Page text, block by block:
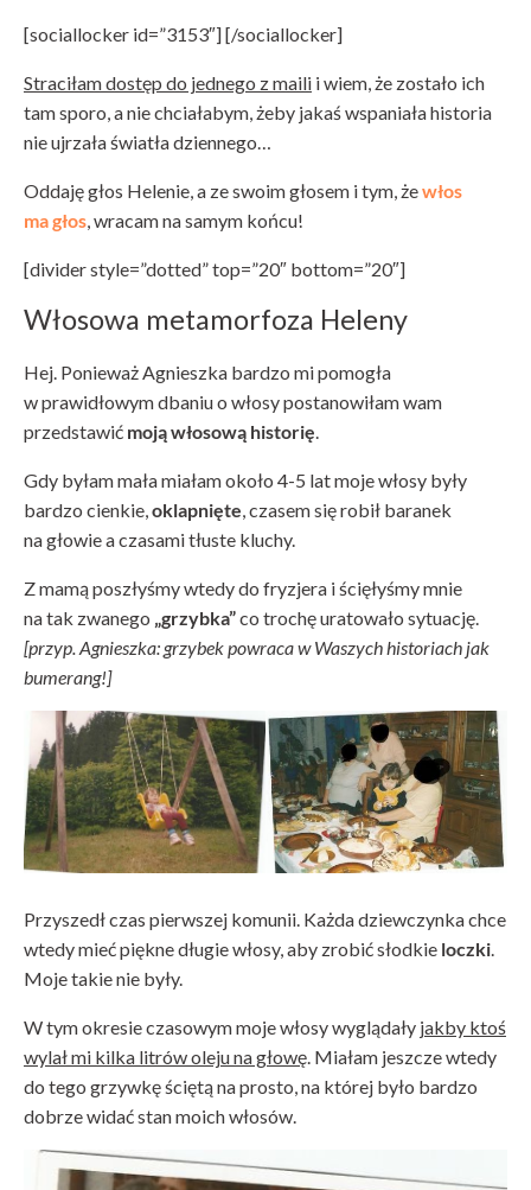
[sociallocker id=”3153″] [/sociallocker]
Straciłam dostęp do jednego z maili i wiem, że zostało ich
tam sporo, a nie chciałabym, żeby jakaś wspaniała historia
nie ujrzała światła dziennego…
Oddaję głos Helenie, a ze swoim głosem i tym, żewłos
ma głos, wracam na samym końcu!
[divider style=”dotted” top=”20″ bottom=”20″]
Włosowa metamorfoza Heleny
Hej. Ponieważ Agnieszka bardzo mi pomogła
w prawidłowym dbaniu o włosy postanowiłam wam
przedstawić moją włosową historię.
Gdy byłam mała miałam około 4-5 lat moje włosy były
bardzo cienkie,oklapnięte, czasem się robił baranek
na głowie a czasami tłuste kluchy.
Z mamą poszłyśmy wtedy do fryzjera i ścięłyśmy mnie
na tak zwanego „grzybka”co trochę uratowało sytuację.
[przyp. Agnieszka: grzybek powraca w Waszych historiach jak
bumerang!]
Przyszedł czas pierwszej komunii. Każda dziewczynka chce
wtedy mieć piękne długie włosy, aby zrobić słodkie loczki
Moje takie nie były.
W tym okresie czasowym moje włosy wyglądały jakby ktoś
wylał mi kilka litrów oleju na głowę . Miałam jeszcze wtedy
do tego grzywkę ściętą na prosto, na której było bardzo
dobrze widać stan moich włosów.